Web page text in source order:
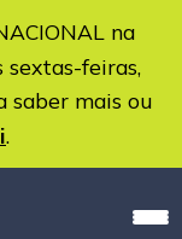
na
sextas-feiras,
saber mais ou
.